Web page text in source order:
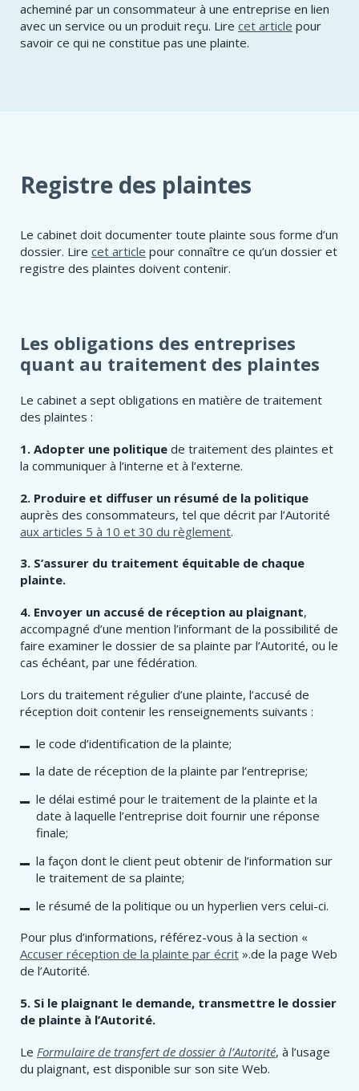
acheminé par un consommateur à une entreprise en lien
avec un service ou un produit reçu. Lire cet article pour
savoir ce qui ne constitue pas une plainte.
Registre des plaintes
Le cabinet doit documenter toute plainte sous forme d’un
dossier. Lire cet article pour connaître ce qu’un dossier et
registre des plaintes doivent contenir.
Les obligations des entreprises
quant au traitement des plaintes
Le cabinet a sept obligations en matière de traitement
des plaintes :
1. Adopter une politique de traitement des plaintes et
la communiquer à l’interne et à l’externe.
2. Produire et diffuser un résumé de la politique
auprès des consommateurs, tel que décrit par l’Autorité
aux articles 5 à 10 et 30 du règlement.
3. S’assurer du traitement équitable de chaque
plainte.
4. Envoyer un accusé de réception au plaignant,
accompagné d’une mention l’informant de la possibilité de
faire examiner le dossier de sa plainte par l’Autorité, ou le
cas échéant, par une fédération.
Lors du traitement régulier d’une plainte, l’accusé de
réception doit contenir les renseignements suivants :
le code d’identification de la plainte;
la date de réception de la plainte par l’entreprise;
le délai estimé pour le traitement de la plainte et la
date à laquelle l’entreprise doit fournir une réponse
finale;
la façon dont le client peut obtenir de l’information sur
le traitement de sa plainte;
le résumé de la politique ou un hyperlien vers celui-ci.
Pour plus d’informations, référez-vous à la section «
Accuser réception de la plainte par écrit ».de la page Web
de l’Autorité.
5. Si le plaignant le demande, transmettre le dossier
de plainte à l’Autorité.
Le Formulaire de transfert de dossier à l’Autorité, à l’usage
du plaignant, est disponible sur son site Web.